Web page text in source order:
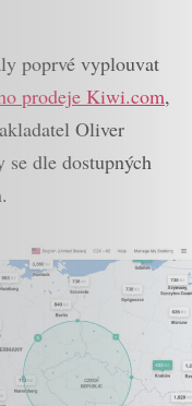
poprvé vyplouvat
prodeje Kiwi.com,
Oliver
dle dostupných